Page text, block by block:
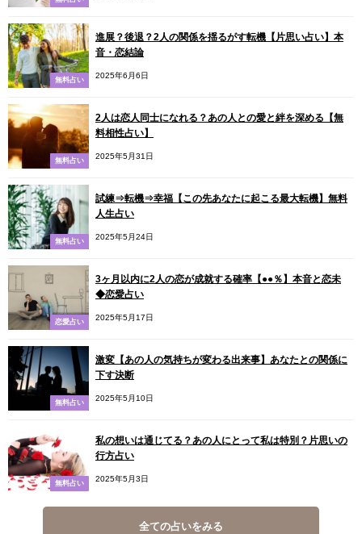
無料占い
進展？後退？2人の関係を揺るがす転機【片思い占い】本
音・恋結論
2025年6月6日
無料占い
2人は恋人同士になれる？あの人との愛と絆を深める【無
料相性占い】
2025年5月31日
無料占い
試練⇒転機⇒幸福【この先あなたに起こる最大転機】無料
人生占い
2025年5月24日
恋愛占い
3ヶ月以内に2人の恋が成就する確率【●●％】本音と恋未
◆恋愛占い
2025年5月17日
無料占い
激変【あの人の気持ちが変わる出来事】あなたとの関係に
下す決断
2025年5月10日
無料占い
私の想いは通じてる？あの人にとって私は特別？片思いの
行方占い
2025年5月3日
全ての占いをみる